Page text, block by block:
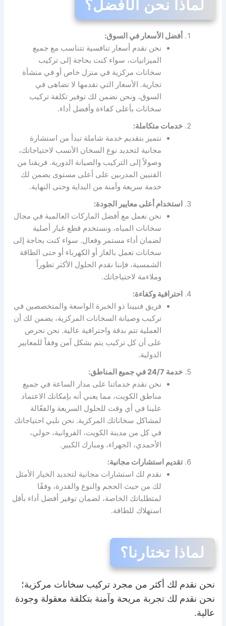
لماذا نحن الأفضل؟
أفضل الأسعار في السوق:
نحن نقدم أسعار تنافسية تتناسب مع جميع
الميزانيات، سواء كنت بحاجة إلى تركيب
سخانات مركزية في منزل خاص أو في منشأة
تجارية. الأسعار التي نقدمها لا تضاهى في
السوق، ونحن نضمن لك توفير تكلفة تركيب
سخانات بأعلى كفاءة وأفضل أداء.
خدمات متكاملة:
نتميز بتقديم خدمة شاملة تبدأ من استشارة
مجانية لتحديد نوع السخان الأنسب لاحتياجاتك،
وصولاً إلى التركيب والصيانة الدورية. فريقنا من
الفنيين المدربين على أعلى مستوى يضمن لك
خدمة سريعة وآمنة من البداية وحتى النهاية.
استخدام أعلى معايير الجودة:
نحن نعمل مع أفضل الماركات العالمية في مجال
سخانات المياه، ونستخدم قطع غيار أصلية
لضمان أداء مستمر وفعال. سواء كنت بحاجة إلى
سخانات تعمل بالغاز أو الكهرباء أو حتى الطاقة
الشمسية، فإننا نقدم الحلول الأكثر تطوراً
وملاءمة لاحتياجاتك.
احترافية وكفاءة:
فريق فنيينا ذو الخبرة الواسعة والمتخصصين في
تركيب وصيانة السخانات المركزية، يضمن لك أن
العملية تتم بدقة واحترافية عالية. نحن نحرص
على أن كل تركيب يتم بشكل آمن وفقاً للمعايير
الدولية.
خدمة 24/7 في جميع المناطق:
نحن نقدم خدماتنا على مدار الساعة في جميع
مناطق الكويت، مما يعني أنه بإمكانك الاعتماد
علينا في أي وقت للحلول السريعة والفعّالة
لمشاكل سخاناتك المركزية. نحن نلبي احتياجاتك
في كل من مدينة الكويت، الفروانية، حولي،
الأحمدي، الجهراء، ومبارك الكبير.
تقديم استشارات مجانية:
نقدم لك استشارات مجانية لتحديد الخيار الأمثل
لك من حيث الحجم والنوع والقدرة، وفقًا
لمتطلباتك الخاصة، لضمان توفير أفضل أداء بأقل
استهلاك للطاقة.
لماذا تختارنا؟
نحن نقدم لك أكثر من مجرد تركيب سخانات مركزية؛
نحن نقدم لك تجربة مريحة وآمنة بتكلفة معقولة وجودة
عالية.